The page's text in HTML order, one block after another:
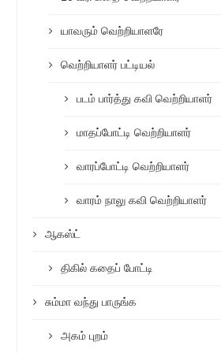
யாவரும் வெற்றியாளரே
வெற்றியாளர் பட்டியல்
படம் பார்த்து கவி வெற்றியாளர்
மாதப்போட்டி வெற்றியாளர்
வாரப்போட்டி வெற்றியாளர்
வாரம் நாலு கவி வெற்றியாளர்
ஆகஸ்ட்
திகில் கதைப் போட்டி
சும்மா வந்து பாருங்க
அகம் புறம்